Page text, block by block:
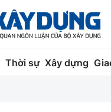
Thời sự Xây dựng